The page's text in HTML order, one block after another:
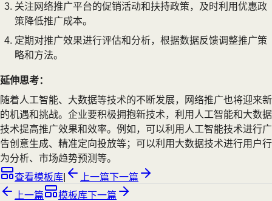
关注网络推广平台的促销活动和扶持政策，及时利用优惠政
策降低推广成本。
定期对推广效果进行评估和分析，根据数据反馈调整推广策
略和方法。
延伸思考：
随着人工智能、大数据等技术的不断发展，网络推广也将迎来新
的机遇和挑战。企业要积极拥抱新技术，利用人工智能和大数据
技术提高推广效果和效率。例如，可以利用人工智能技术进行广
告创意生成、精准定向投放等；可以利用大数据技术进行用户行
为分析、市场趋势预测等。
查看模板库
上一篇下一篇
上一篇
模板库下一篇